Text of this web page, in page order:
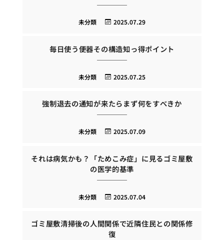
2025.07.29
未分類
毎日使う便器その構造知っ得ポイント
2025.07.25
未分類
強制退去の通知が来たらまず何をすべきか
2025.07.09
未分類
それは病気かも？「ためこみ症」に見るゴミ屋敷
の医学的基準
2025.07.04
未分類
ゴミ屋敷清掃後の人間関係で近隣住民との関係修
復